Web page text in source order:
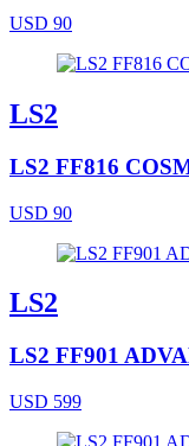
USD 90
LS2
LS2 FF816
USD 90
LS2
LS2 FF901
USD 599